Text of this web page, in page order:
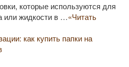
которые используются для
или жидкости в …«Читать